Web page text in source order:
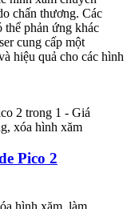
chấn thương. Các
thể phản ứng khác
cung cấp một
hiệu quả cho các hình
Pico 2